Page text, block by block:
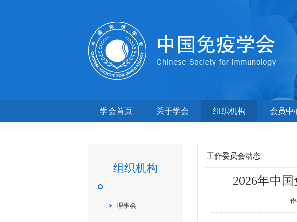
学会首页 关于学会 组织机构 会员中
组织机构
理事会
工作委员会动态
2026年中